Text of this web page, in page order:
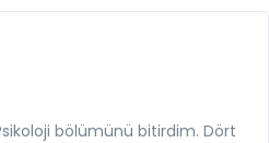
bölümünü bitirdim. Dört